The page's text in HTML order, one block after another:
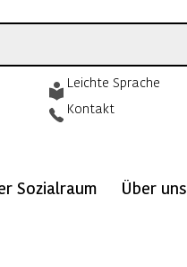
Leichte Sprache
Kontakt
Sozialraum Über uns